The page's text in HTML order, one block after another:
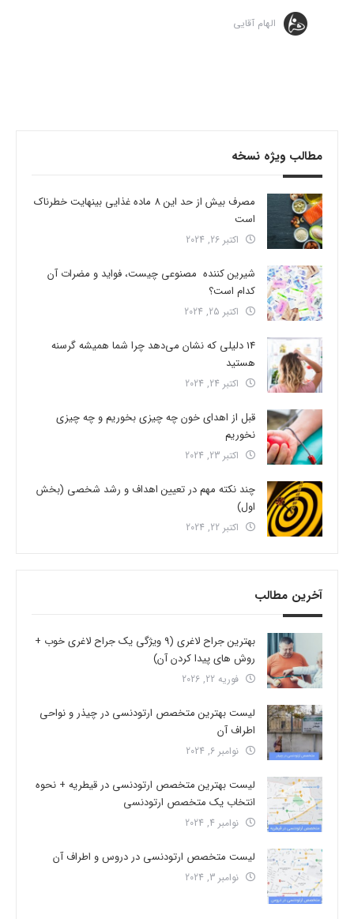
الهام آقایی
مطالب ویژه نسخه
مصرف بیش از حد این 8 ماده غذایی بینهایت خطرناک
است
اکتبر 26, 2024
شیرین کننده مصنوعی چیست، فواید و مضرات آن
کدام است؟
اکتبر 25, 2024
14 دلیلی که نشان می‌دهد چرا شما همیشه گرسنه
هستید
اکتبر 24, 2024
قبل از اهدای خون چه چیزی بخوریم و چه چیزی
نخوریم
اکتبر 23, 2024
چند نکته مهم در تعیین اهداف و رشد شخصی (بخش
اول)
اکتبر 22, 2024
آخرین مطالب
بهترین جراح لاغری (9 ویژگی یک جراح لاغری خوب +
روش های پیدا کردن آن)
فوریه 22, 2026
لیست بهترین متخصص ارتودنسی در چیذر و نواحی
اطراف آن
نوامبر 6, 2024
لیست بهترین متخصص ارتودنسی در قیطریه + نحوه
انتخاب یک متخصص ارتودنسی
نوامبر 4, 2024
لیست متخصص ارتودنسی در دروس و اطراف آن
نوامبر 3, 2024